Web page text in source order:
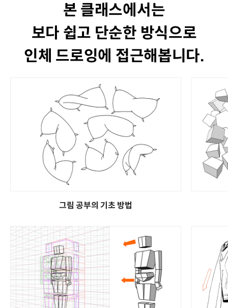
본 클래스에서는
보다 쉽고 단순한 방식으로
인체 드로잉에 접근해봅니다.
그림 공부의 기초 방법